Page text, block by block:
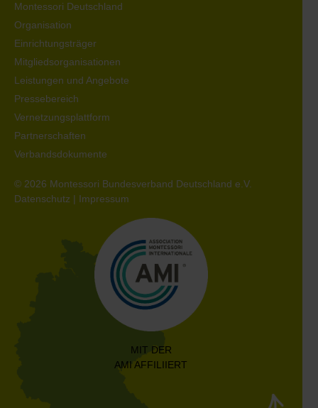
Montessori Deutschland
Organisation
Einrichtungsträger
Mitgliedsorganisationen
Leistungen und Angebote
Pressebereich
Vernetzungsplattform
Partnerschaften
Verbandsdokumente
© 2026 Montessori Bundesverband Deutschland e.V.
Datenschutz | Impressum
MIT DER
AMI AFFILIIERT